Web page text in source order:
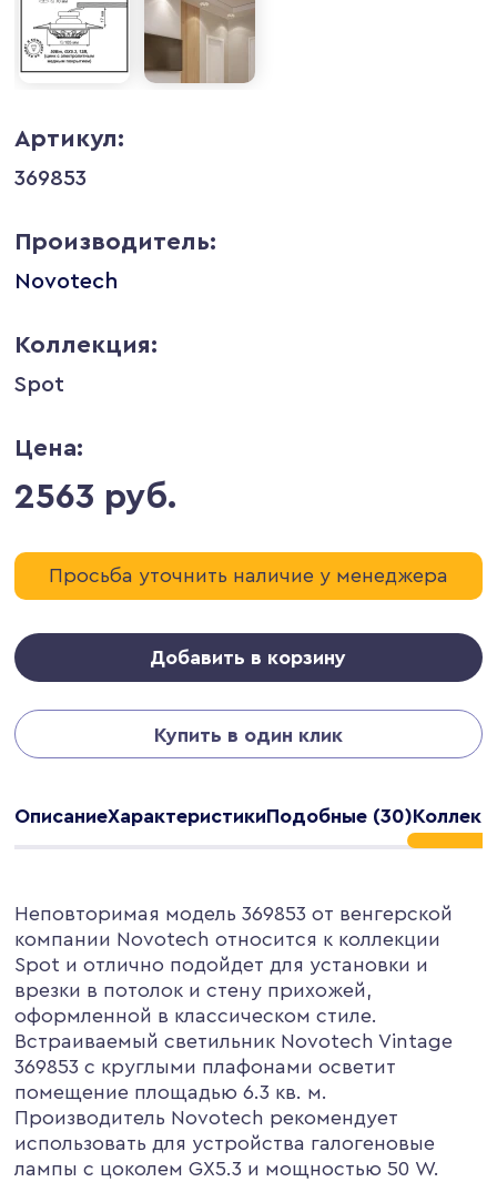
Артикул:
369853
Производитель:
Novotech
Коллекция:
Spot
Цена:
2563 руб.
Просьба уточнить наличие у менеджера
Добавить в корзину
Купить в один клик
ОписаниеХарактеристикиПодобные (30)
Неповторимая модель 369853 от венгерской
компании Novotech относится к коллекции
Spot и отлично подойдет для установки и
врезки в потолок и стену прихожей,
оформленной в классическом стиле.
Встраиваемый светильник Novotech Vintage
369853 с круглыми плафонами осветит
помещение площадью 6.3 кв. м.
Производитель Novotech рекомендует
использовать для устройства галогеновые
лампы с цоколем GX5.3 и мощностью 50 W.